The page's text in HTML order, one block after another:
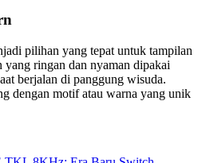
pilihan yang tepat untuk tampilan
ringan dan nyaman dipakai
berjalan di panggung wisuda.
dengan motif atau warna yang unik